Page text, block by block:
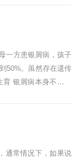
一方患银屑病，孩子
50%。虽然存在遗传
银屑病本身不影响
通常情况下，如果说